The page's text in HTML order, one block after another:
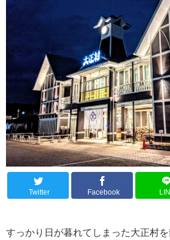
Twitter Facebook
すっかり日が暮れてしまった大正村